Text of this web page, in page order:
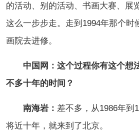
的活动、别的活动、书画大赛、展
这么一步步走。走到1994年那个时
画院去进修。
中国网：这个过程你有这个想
不多十年的时间？
南海岩： 差不多，从1986年到
将近十年，就来到了北京。